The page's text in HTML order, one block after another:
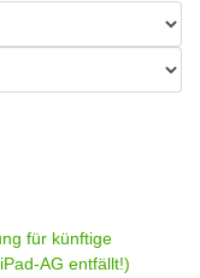
für künftige
AG entfällt!)